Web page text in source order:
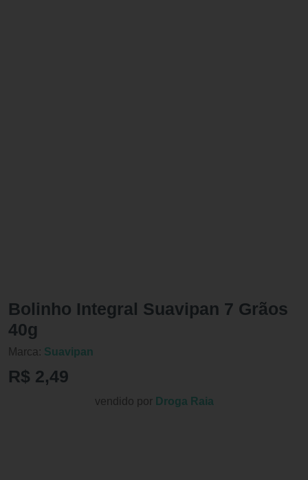
Bolinho Integral Suavipan 7 Grãos
40g
Marca: Suavipan
R$ 2,49
vendido por Droga Raia